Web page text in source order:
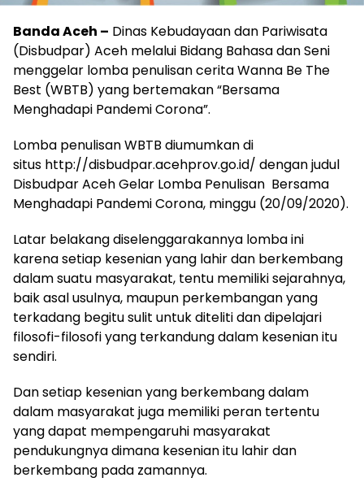
Banda Aceh – Dinas Kebudayaan dan Pariwisata
(Disbudpar) Aceh melalui Bidang Bahasa dan Seni
menggelar lomba penulisan cerita Wanna Be The
Best (WBTB) yang bertemakan “Bersama
Menghadapi Pandemi Corona”.
Lomba penulisan WBTB diumumkan di
situs http://disbudpar.acehprov.go.id/ dengan judul
Disbudpar Aceh Gelar Lomba Penulisan Bersama
Menghadapi Pandemi Corona, minggu (20/09/2020).
Latar belakang diselenggarakannya lomba ini
karena setiap kesenian yang lahir dan berkembang
dalam suatu masyarakat, tentu memiliki sejarahnya,
baik asal usulnya, maupun perkembangan yang
terkadang begitu sulit untuk diteliti dan dipelajari
filosofi-filosofi yang terkandung dalam kesenian itu
sendiri.
Dan setiap kesenian yang berkembang dalam
dalam masyarakat juga memiliki peran tertentu
yang dapat mempengaruhi masyarakat
pendukungnya dimana kesenian itu lahir dan
berkembang pada zamannya.